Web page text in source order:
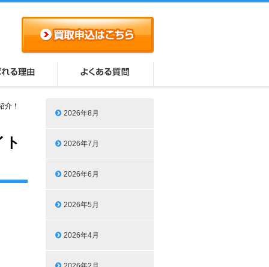
介！
2026年8月
2026年7月
2026年6月
2026年5月
2026年4月